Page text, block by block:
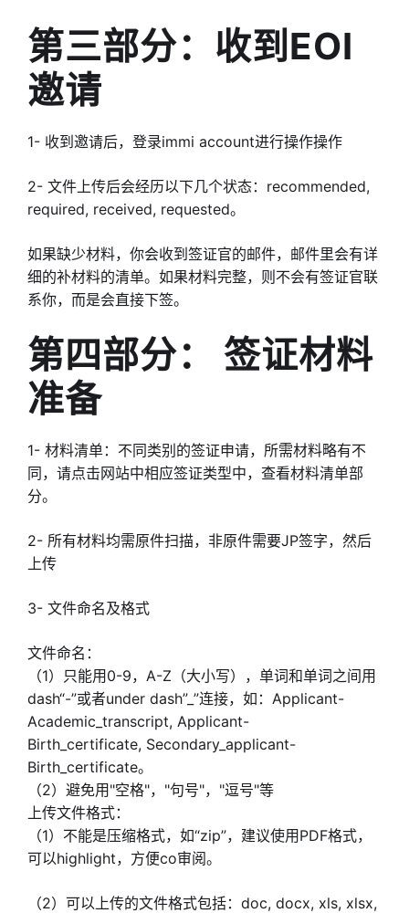
第三部分：收到EOI
邀请
1- 收到邀请后，登录immi account进行操作操作
2- 文件上传后会经历以下几个状态：recommended,
required, received, requested。
如果缺少材料，你会收到签证官的邮件，邮件里会有详
细的补材料的清单。如果材料完整，则不会有签证官联
系你，而是会直接下签。
第四部分： 签证材料
准备
1- 材料清单： 不同类别的签证申请，所需材料略有不
同，请点击网站中相应签证类型中，查看材料清单部
分。
2- 所有材料均需原件扫描，非原件需要JP签字，然后
上传
3- 文件命名及格式
文件命名：
（1）只能用0-9，A-Z（大小写），单词和单词之间用
dash“-”或者under dash”_”连接，如：Applicant-
Academic_transcript, Applicant-
Birth_certificate, Secondary_applicant-
Birth_certificate。
（2）避免用"空格"，"句号"，"逗号"等
上传文件格式：
（1）不能是压缩格式，如“zip”，建议使用PDF格式，
可以highlight，方便co审阅。
（2）可以上传的文件格式包括：doc, docx, xls, xlsx,